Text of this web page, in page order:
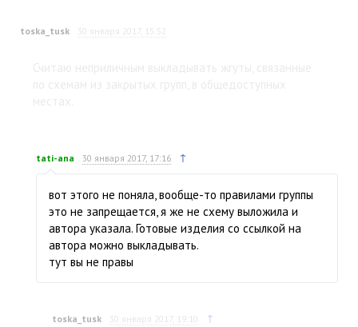
toska_tusk 30 января 2017, 15:52
tati-ana 30 января 2017, 17:16 ↑
вот этого не поняла, вообще-то правилами группы
это не запрещается, я же не схему выложила и
автора указала. Готовые изделия со ссылкой на
автора можно выкладывать.
тут вы не правы
toska_tusk 30 января 2017, 19:10 ↑